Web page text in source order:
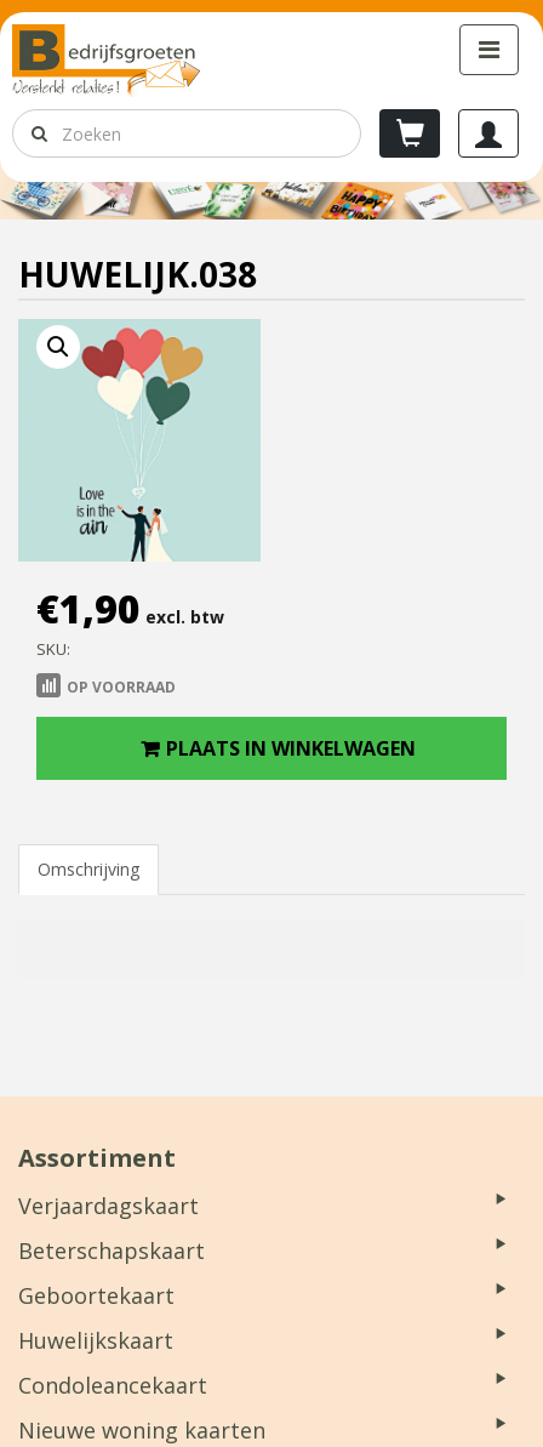
HUWELIJK.038
€1,90 excl. btw
SKU:
OP VOORRAAD
PLAATS IN WINKELWAGEN
Omschrijving
Assortiment
Verjaardagskaart
Beterschapskaart
Geboortekaart
Huwelijkskaart
Condoleancekaart
Nieuwe woning kaarten